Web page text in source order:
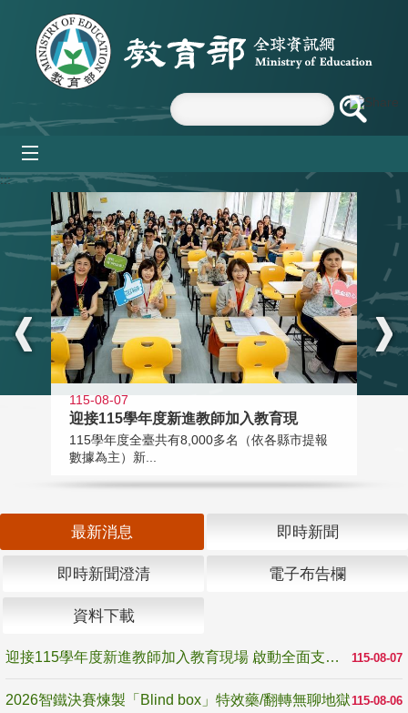
跳到主要內容區塊
:::
115-08-07
迎接115學年度新進教師加入教育現
115學年度全臺共有8,000多名（依各縣市提報
數據為主）新...
最新消息 即時新聞
即時新聞澄清 電子布告欄
資料下載
115-08-07
迎接115學年度新進教師加入教育現場 啟動全面支持陪伴
115-08-06
2026智鐵決賽煉製「Blind box」特效藥/翻轉無聊地獄